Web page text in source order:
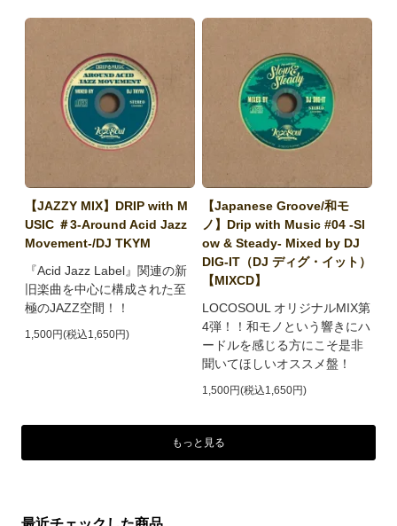
【JAZZY MIX】DRIP with M
USIC ＃3-Around Acid Jazz
Movement-/DJ TKYM
『Acid Jazz Label』関連の新
旧楽曲を中心に構成された至
極のJAZZ空間！！
1,500円(税込1,650円)
【Japanese Groove/和モ
ノ】Drip with Music #04 -Sl
ow & Steady- Mixed by DJ
DIG-IT（DJ ディグ・イット）
【MIXCD】
LOCOSOUL オリジナルMIX第
4弾！！和モノという響きにハ
ードルを感じる方にこそ是非
聞いてほしいオススメ盤！
1,500円(税込1,650円)
もっと見る